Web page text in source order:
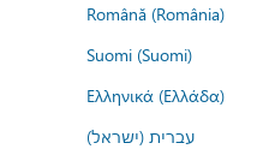
Română (România)
Suomi (Suomi)
Ελληνικά (Ελλάδα)
עברית (ישראל)